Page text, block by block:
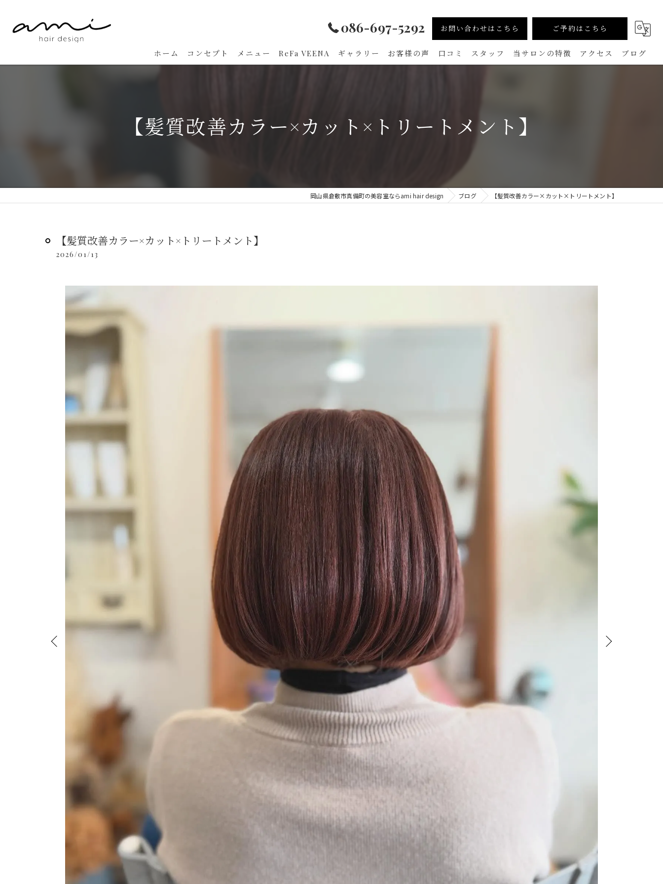
086-697-5292 お問い合わせはこちら ご予約はこちら
ホーム コンセプト メニュー ReFa VEENA ギャラリー お客様の声 口コミ スタッフ 当サロンの特徴
マンツーマン
白髪ぼかし
アクセス ブログ
【髪質改善カラー×カット×トリートメント】
岡山県倉敷市真備町の美容室ならami hair design ブログ 【髪質改善カラー×カット×トリートメント】
【髪質改善カラー×カット×トリートメント】
2026/01/13